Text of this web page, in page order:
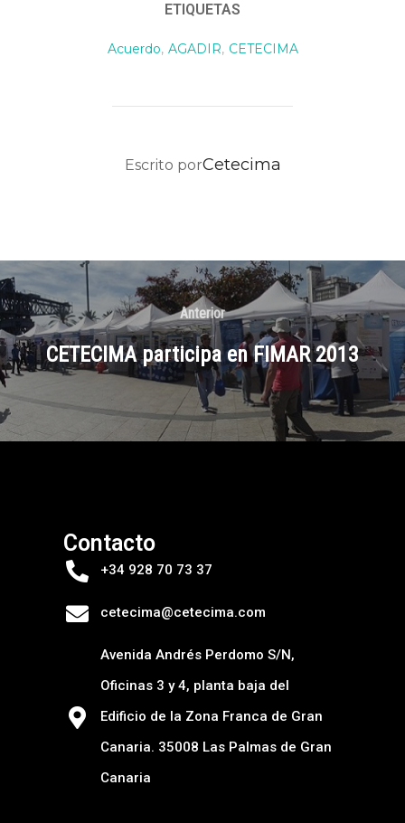
ETIQUETAS
Acuerdo, AGADIR, CETECIMA
AUTOR DE LA PUBLICACIÓN
Escrito porCetecima
Anterior
CETECIMA participa en FIMAR 2013
Contacto
+34 928 70 73 37
cetecima@cetecima.com
Avenida Andrés Perdomo S/N,
Oficinas 3 y 4, planta baja del
Edificio de la Zona Franca de Gran
Canaria. 35008 Las Palmas de Gran
Canaria